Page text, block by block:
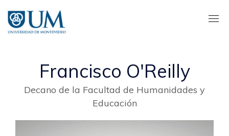
contenido
principal
Francisco O'Reilly
Decano de la Facultad de Humanidades y
Educación